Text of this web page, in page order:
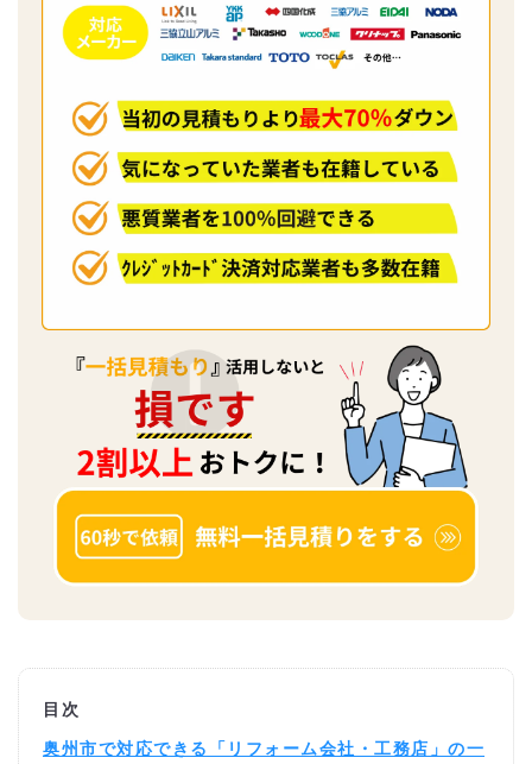
目次
奥州市で対応できる「リフォーム会社・工務店」の一